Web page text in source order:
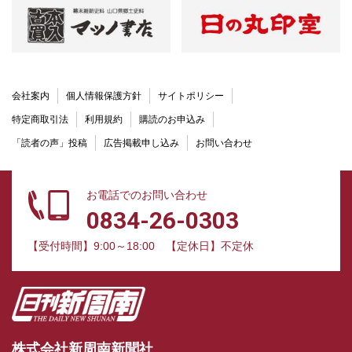
会社案内 個人情報保護方針 サイトポリシー
特定商取引法 利用規約 購読のお申込み
「読者の声」投稿 広告掲載申し込み お問い合わせ
お電話でのお問い合わせ
0834-26-0303
【受付時間】9:00～18:00 【定休日】不定休
株式会社新周南新聞社